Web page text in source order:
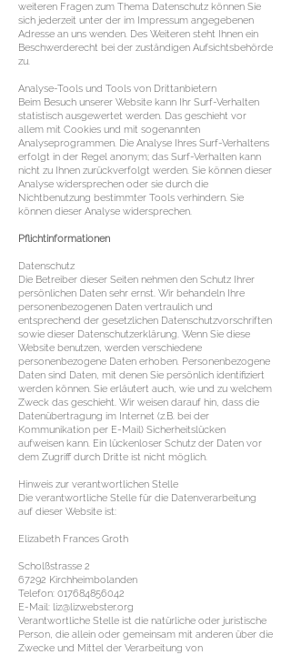
weiteren Fragen zum Thema Datenschutz können Sie
sich jederzeit unter der im Impressum angegebenen
Adresse an uns wenden. Des Weiteren steht Ihnen ein
Beschwerderecht bei der zuständigen Aufsichtsbehörde
zu.
Analyse-Tools und Tools von Drittanbietern
Beim Besuch unserer Website kann Ihr Surf-Verhalten
statistisch ausgewertet werden. Das geschieht vor
allem mit Cookies und mit sogenannten
Analyseprogrammen. Die Analyse Ihres Surf-Verhaltens
erfolgt in der Regel anonym; das Surf-Verhalten kann
nicht zu Ihnen zurückverfolgt werden. Sie können dieser
Analyse widersprechen oder sie durch die
Nichtbenutzung bestimmter Tools verhindern. Sie
können dieser Analyse widersprechen.
Pflichtinformationen
Datenschutz
Die Betreiber dieser Seiten nehmen den Schutz Ihrer
persönlichen Daten sehr ernst. Wir behandeln Ihre
personenbezogenen Daten vertraulich und
entsprechend der gesetzlichen Datenschutzvorschriften
sowie dieser Datenschutzerklärung. Wenn Sie diese
Website benutzen, werden verschiedene
personenbezogene Daten erhoben. Personenbezogene
Daten sind Daten, mit denen Sie persönlich identifiziert
werden können. Sie erläutert auch, wie und zu welchem
Zweck das geschieht. Wir weisen darauf hin, dass die
Datenübertragung im Internet (z.B. bei der
Kommunikation per E-Mail) Sicherheitslücken
aufweisen kann. Ein lückenloser Schutz der Daten vor
dem Zugriff durch Dritte ist nicht möglich.
Hinweis zur verantwortlichen Stelle
Die verantwortliche Stelle für die Datenverarbeitung
auf dieser Website ist:
Elizabeth Frances Groth
Scholßstrasse 2
67292 Kirchheimbolanden
Telefon: 017684856042
E-Mail: liz@lizwebster.org
Verantwortliche Stelle ist die natürliche oder juristische
Person, die allein oder gemeinsam mit anderen über die
Zwecke und Mittel der Verarbeitung von